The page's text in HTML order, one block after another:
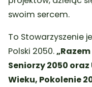
swoim sercem.
To Stowarzyszenie
Polski 2050.
Seniorzy 2050
Wieku, Pokolenie